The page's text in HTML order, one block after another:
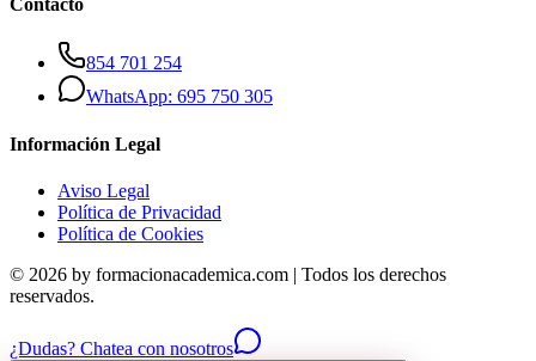
Contacto
854 701 254
WhatsApp: 695 750 305
Información Legal
Aviso Legal
Política de Privacidad
Política de Cookies
© 2026 by formacionacademica.com | Todos los derechos
reservados.
¿Dudas? Chatea con nosotros